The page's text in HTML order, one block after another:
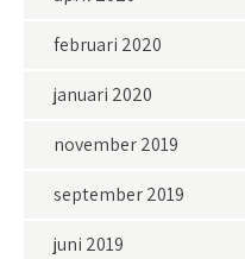
februari 2020
januari 2020
november 2019
september 2019
juni 2019